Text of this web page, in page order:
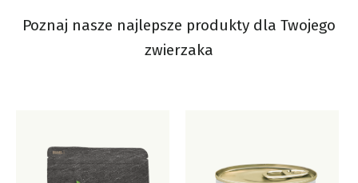
Poznaj nasze najlepsze produkty dla Twojego
zwierzaka